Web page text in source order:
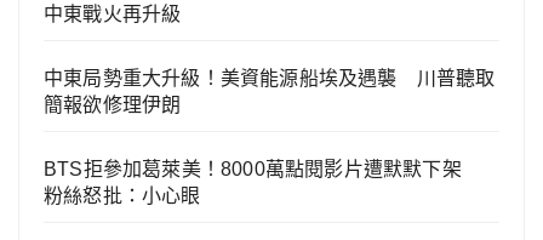
中東戰火再升級
中東局勢重大升級！美資能源船埃及遇襲 川普聽取
簡報欲修理伊朗
BTS拒參加葛萊美！8000萬點閱影片遭默默下架
粉絲怒批：小心眼